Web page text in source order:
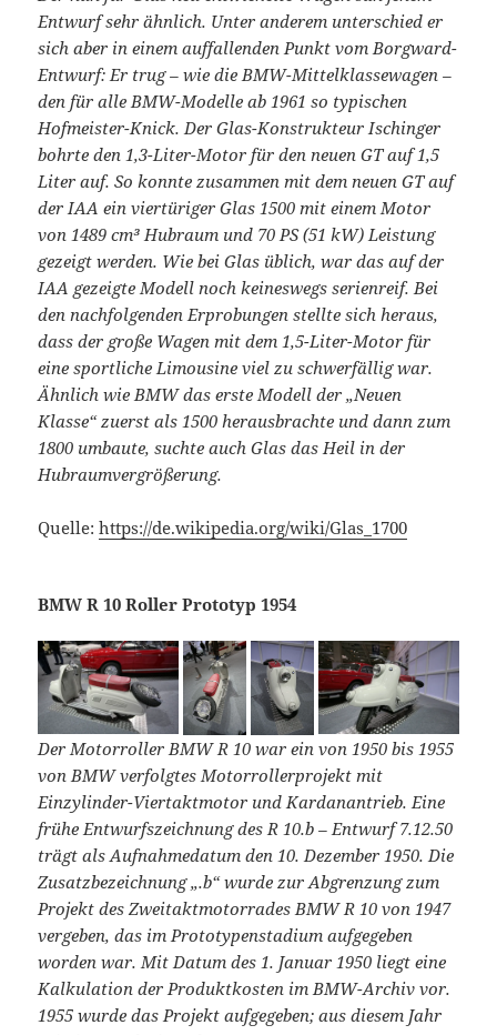
Entwurf sehr ähnlich. Unter anderem unterschied er
sich aber in einem auffallenden Punkt vom Borgward-
Entwurf: Er trug – wie die BMW-Mittelklassewagen –
den für alle BMW-Modelle ab 1961 so typischen
Hofmeister-Knick. Der Glas-Konstrukteur Ischinger
bohrte den 1,3-Liter-Motor für den neuen GT auf 1,5
Liter auf. So konnte zusammen mit dem neuen GT auf
der IAA ein viertüriger Glas 1500 mit einem Motor
von 1489 cm³ Hubraum und 70 PS (51 kW) Leistung
gezeigt werden. Wie bei Glas üblich, war das auf der
IAA gezeigte Modell noch keineswegs serienreif. Bei
den nachfolgenden Erprobungen stellte sich heraus,
dass der große Wagen mit dem 1,5-Liter-Motor für
eine sportliche Limousine viel zu schwerfällig war.
Ähnlich wie BMW das erste Modell der „Neuen
Klasse“ zuerst als 1500 herausbrachte und dann zum
1800 umbaute, suchte auch Glas das Heil in der
Hubraumvergrößerung.
Quelle:https://de.wikipedia.org/wiki/Glas_1700
BMW R 10 Roller Prototyp 1954
Der Motorroller BMW R 10 war ein von 1950 bis 1955
von BMW verfolgtes Motorrollerprojekt mit
Einzylinder-Viertaktmotor und Kardanantrieb. Eine
frühe Entwurfszeichnung des R 10.b – Entwurf 7.12.50
trägt als Aufnahmedatum den 10. Dezember 1950. Die
Zusatzbezeichnung „.b“ wurde zur Abgrenzung zum
Projekt des Zweitaktmotorrades BMW R 10 von 1947
vergeben, das im Prototypenstadium aufgegeben
worden war. Mit Datum des 1. Januar 1950 liegt eine
Kalkulation der Produktkosten im BMW-Archiv vor.
1955 wurde das Projekt aufgegeben; aus diesem Jahr